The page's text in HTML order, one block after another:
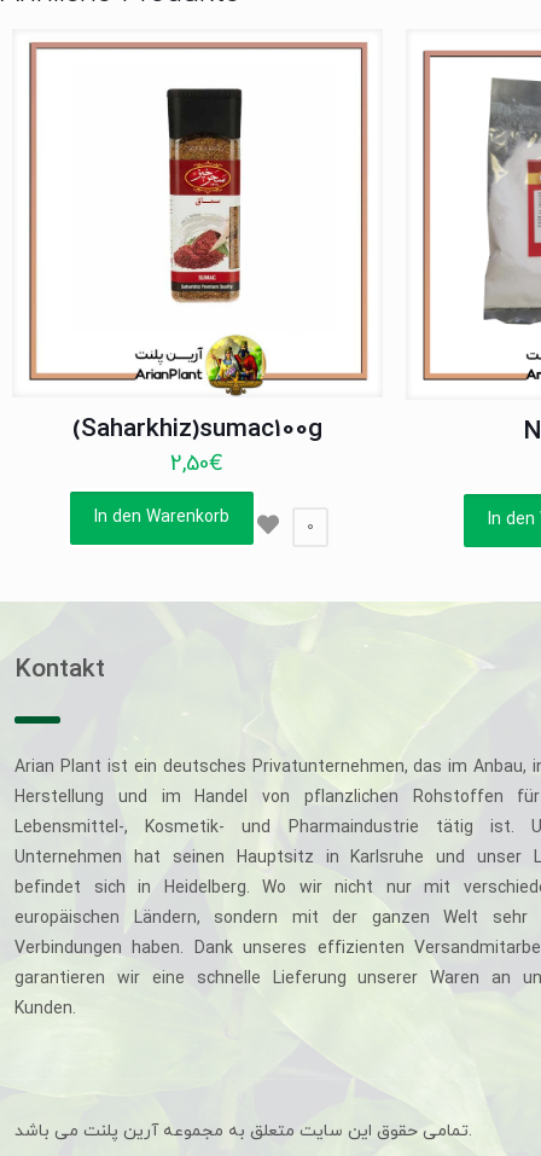
(Saharkhiz)sumac100g
2,50€
In den Warenkorb 0 In den
Kontakt
Arian Plant ist ein deutsches Privatunternehmen, das im Anbau,
Herstellung und im Handel von pflanzlichen Rohstoffen
Lebensmittel-, Kosmetik- und Pharmaindustrie tätig ist.
Unternehmen hat seinen Hauptsitz in Karlsruhe und unser
befindet sich in Heidelberg. Wo wir nicht nur mit
europäischen Ländern, sondern mit der ganzen Welt sehr
Verbindungen haben. Dank unseres effizienten
garantieren wir eine schnelle Lieferung unserer Waren an
Kunden.
تمامی حقوق این سایت متعلق به مجموعه آرین پلنت می باشد.